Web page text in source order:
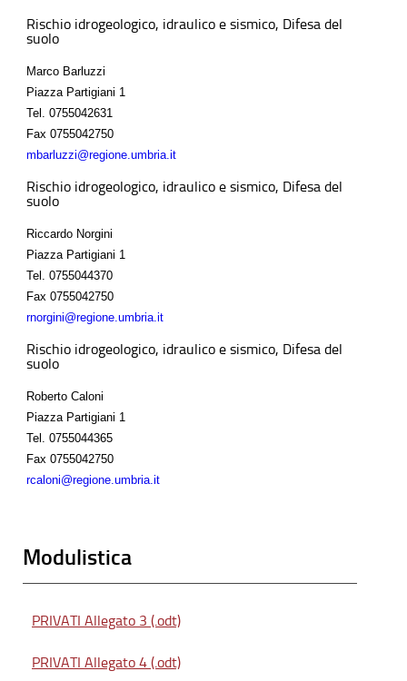
Rischio idrogeologico, idraulico e sismico, Difesa del
suolo
Marco Barluzzi
Piazza Partigiani 1
Tel. 0755042631
Fax 0755042750
mbarluzzi@regione.umbria.it
Rischio idrogeologico, idraulico e sismico, Difesa del
suolo
Riccardo Norgini
Piazza Partigiani 1
Tel. 0755044370
Fax 0755042750
rnorgini@regione.umbria.it
Rischio idrogeologico, idraulico e sismico, Difesa del
suolo
Roberto Caloni
Piazza Partigiani 1
Tel. 0755044365
Fax 0755042750
rcaloni@regione.umbria.it
Modulistica
PRIVATI Allegato 3 (.odt)
PRIVATI Allegato 4 (.odt)